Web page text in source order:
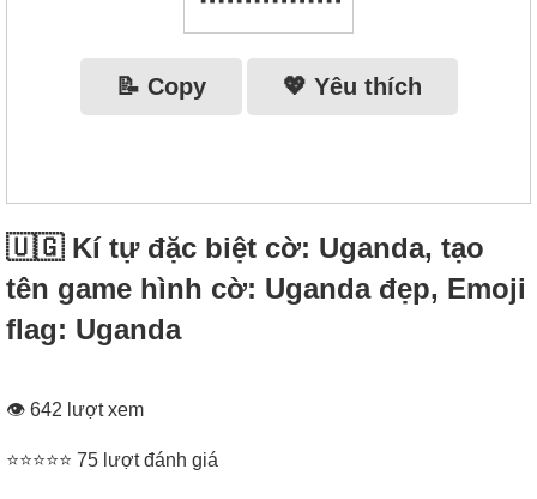
📝 Copy 💖 Yêu thích
🇺🇬 Kí tự đặc biệt cờ: Uganda, tạo
tên game hình cờ: Uganda đẹp, Emoji
flag: Uganda
👁 642 lượt xem
⭐⭐⭐⭐⭐ 75 lượt đánh giá